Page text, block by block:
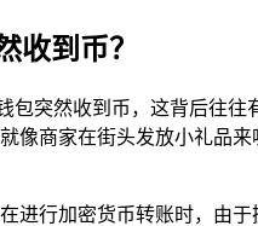
收到币？
包突然收到币，这背后往
像商家在街头发放小礼品
进行加密货币转账时，由